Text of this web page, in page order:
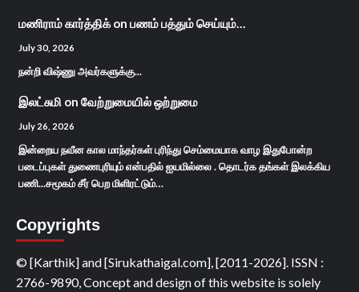
மணிராம் கார்த்திக்on பணம் பத்தும் செய்யும்…
July 30, 2026
நன்றி விஷ்ணு அவர்களுக்கு...
இலட்சுமி on வேற்றுமையில் ஒற்றுமை
July 26, 2026
இன்றைய நவீன கால மாந்தர்கள் புரிந்து செம்மையாக வாழ இதுபோன்ற
படைப்புகள் துணைபுரியும் என்பதில் ஐயமில்லை . தொடர்க தங்கள் இலக்கிய
பணி...சமூகம் சீர் பெற மிளிரட்டும்…
Copyrights
© [Karthik] and [Sirukathaigal.com], [2011-2026]. ISSN :
2766-9890, Concept and design of this website is solely